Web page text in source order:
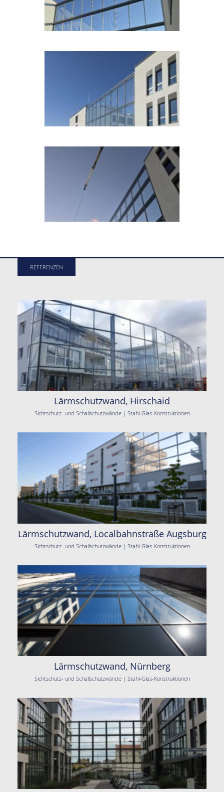
REFERENZEN
Lärmschutzwand, Hirschaid
Sichtschutz- und Schallschutzwände | Stahl-Glas-Konstruktionen
Lärmschutzwand, Localbahnstraße Augsburg
Sichtschutz- und Schallschutzwände | Stahl-Glas-Konstruktionen
Lärmschutzwand, Nürnberg
Sichtschutz- und Schallschutzwände | Stahl-Glas-Konstruktionen